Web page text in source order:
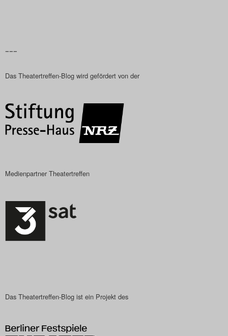
–––
Das Theatertreffen-Blog wird gefördert von der
Medienpartner Theatertreffen
Das Theatertreffen-Blog ist ein Projekt des